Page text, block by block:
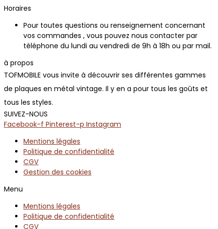
Horaires
Pour toutes questions ou renseignement concernant
vos commandes , vous pouvez nous contacter par
téléphone du lundi au vendredi de 9h à 18h ou par mail.
à propos
TOFMOBILE vous invite à découvrir ses différentes gammes
de plaques en métal vintage. Il y en a pour tous les goûts et
tous les styles.
SUIVEZ-NOUS
Facebook-f Pinterest-p Instagram
Mentions légales
Politique de confidentialité
CGV
Gestion des cookies
Menu
Mentions légales
Politique de confidentialité
CGV